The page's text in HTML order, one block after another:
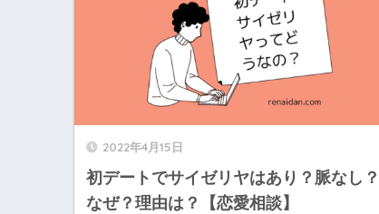
2022年4月15日
初デートでサイゼリヤはあり？脈なし？
なぜ？理由は？【恋愛相談】